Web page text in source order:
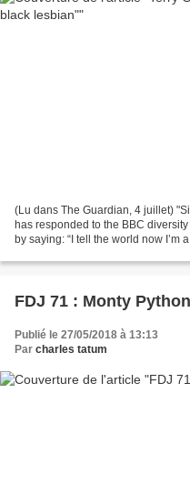
(Lu dans The Guardian, 4 juillet)
has responded to the BBC
by saying: “I tell the world now I’m
FDJ 71 : Monty
Publié le 27/05/2018 à 13:13
Par charles tatum